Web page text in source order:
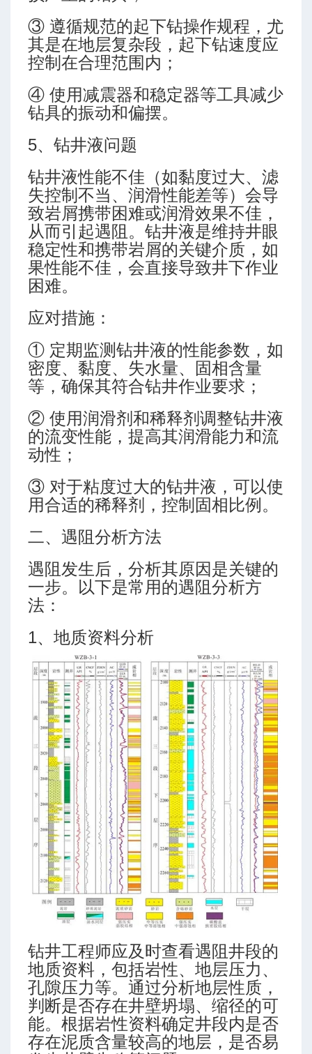
③ 遵循规范的起下钻操作规程，尤
其是在地层复杂段，起下钻速度应
控制在合理范围内；
④ 使用减震器和稳定器等工具减少
钻具的振动和偏摆。
5、钻井液问题
钻井液性能不佳（如黏度过大、滤
失控制不当、润滑性能差等）会导
致岩屑携带困难或润滑效果不佳，
从而引起遇阻。钻井液是维持井眼
稳定性和携带岩屑的关键介质，如
果性能不佳，会直接导致井下作业
困难。
应对措施：
① 定期监测钻井液的性能参数，如
密度、黏度、失水量、固相含量
等，确保其符合钻井作业要求；
② 使用润滑剂和稀释剂调整钻井液
的流变性能，提高其润滑能力和流
动性；
③ 对于粘度过大的钻井液，可以使
用合适的稀释剂，控制固相比例。
二、遇阻分析方法
遇阻发生后，分析其原因是关键的
一步。以下是常用的遇阻分析方
法：
1、地质资料分析
钻井工程师应及时查看遇阻井段的
地质资料，包括岩性、地层压力、
孔隙压力等。通过分析地层性质，
判断是否存在井壁坍塌、缩径的可
能。根据岩性资料确定井段内是否
存在泥质含量较高的地层，是否易